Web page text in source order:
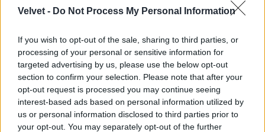
Velvet - Do Not Process My Personal Information
If you wish to opt-out of the sale, sharing to third parties, or
processing of your personal or sensitive information for
targeted advertising by us, please use the below opt-out
section to confirm your selection. Please note that after your
opt-out request is processed you may continue seeing
interest-based ads based on personal information utilized by
us or personal information disclosed to third parties prior to
your opt-out. You may separately opt-out of the further
Egy szexi fekete-fehér szett, aminek a stílusát
angolul bizonyára az urban, azaz városi szóval írnák
le a legtöbben. Kíváncsiak lennénk a városra, ahol
ilyen szerelésekben járkálnak a lányok.
Fotó: Estrop / Getty Images Hungary #8